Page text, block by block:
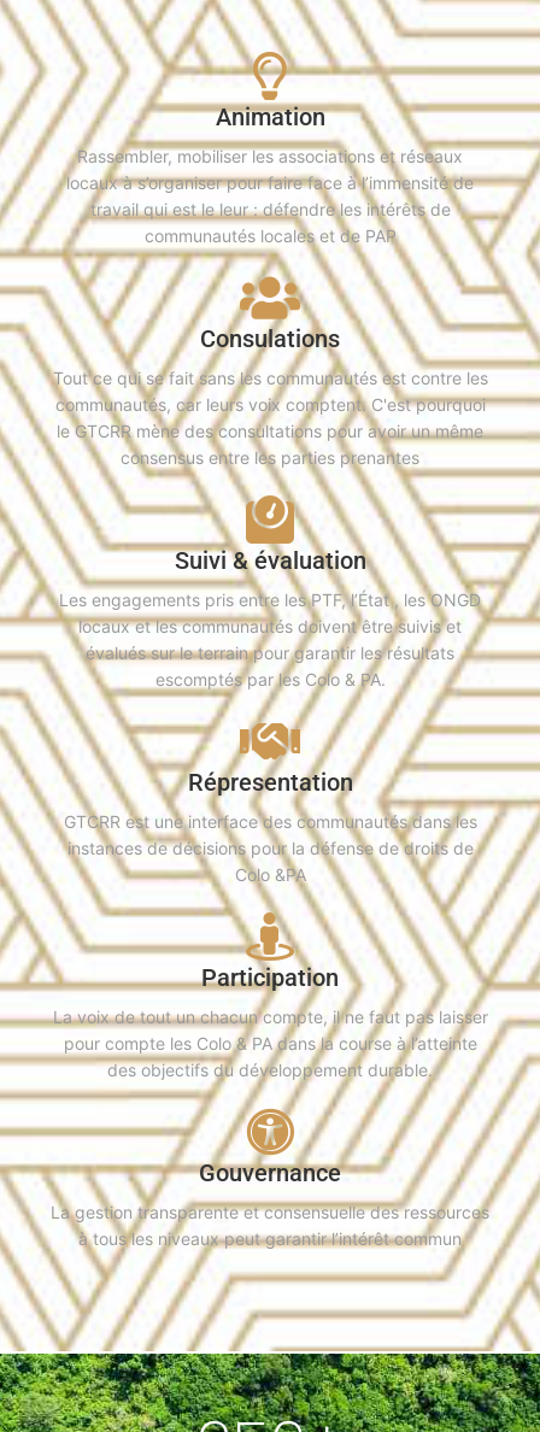
Animation
Rassembler, mobiliser les associations et réseaux
locaux à s’organiser pour faire face à l’immensité de
travail qui est le leur : défendre les intérêts de
communautés locales et de PAP
Consulations
Tout ce qui se fait sans les communautés est contre les
communautés, car leurs voix comptent. C'est pourquoi
le GTCRR mène des consultations pour avoir un même
consensus entre les parties prenantes
Suivi & évaluation
Les engagements pris entre les PTF, l’État , les ONGD
locaux et les communautés doivent être suivis et
évalués sur le terrain pour garantir les résultats
escomptés par les Colo & PA.
Répresentation
GTCRR est une interface des communautés dans les
instances de décisions pour la défense de droits de
Colo &PA
Participation
La voix de tout un chacun compte, il ne faut pas laisser
pour compte les Colo & PA dans la course à l’atteinte
des objectifs du développement durable.
Gouvernance
La gestion transparente et consensuelle des ressources
à tous les niveaux peut garantir l’intérêt commun